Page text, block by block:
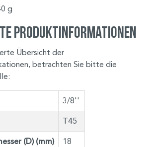
g
Produktinformationen
Übersicht der
betrachten Sie bitte die
3/8''
T45
(D) (mm) 18